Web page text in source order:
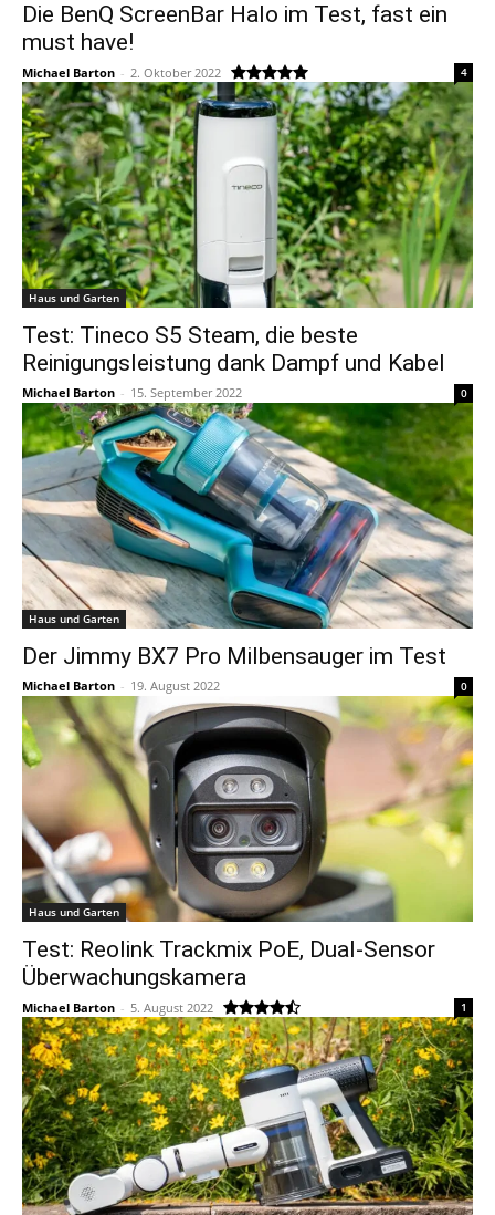
Die BenQ ScreenBar Halo im Test, fast ein
must have!
Michael Barton - 2. Oktober 2022 4
Haus und Garten
Test: Tineco S5 Steam, die beste
Reinigungsleistung dank Dampf und Kabel
Michael Barton - 15. September 2022 0
Haus und Garten
Der Jimmy BX7 Pro Milbensauger im Test
Michael Barton - 19. August 2022 0
Haus und Garten
Test: Reolink Trackmix PoE, Dual-Sensor
Überwachungskamera
Michael Barton - 5. August 2022 1